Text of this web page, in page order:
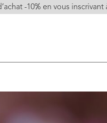
-10% en vous inscrivant